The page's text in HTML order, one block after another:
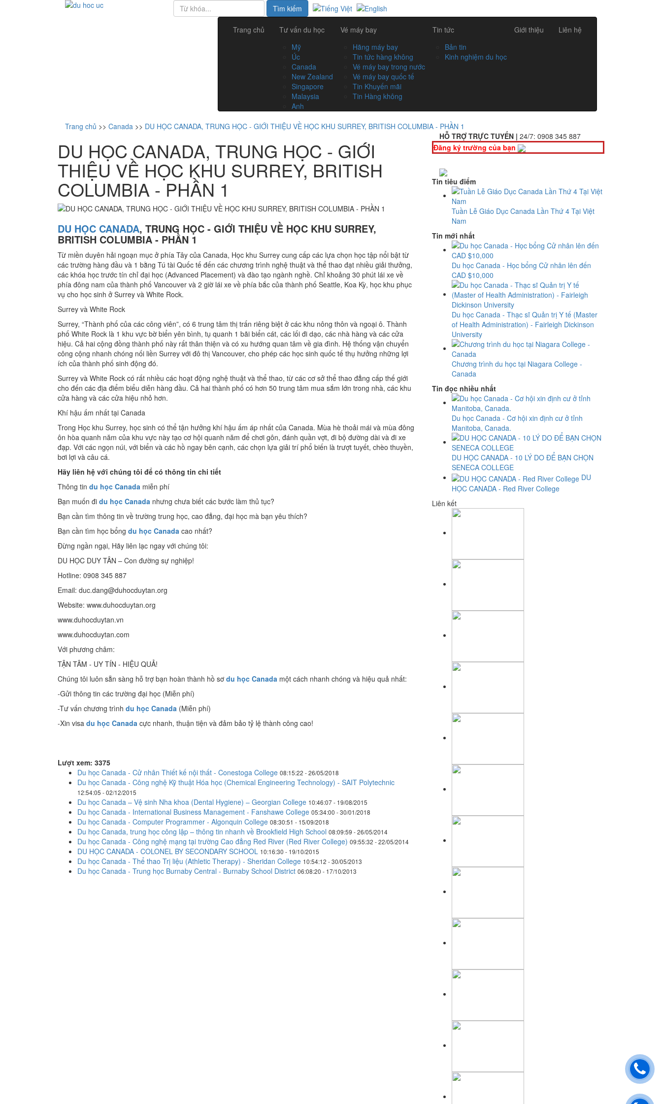
Trang chủ
Tư vấn du học
Mỹ
Úc
Canada
New Zealand
Singapore
Malaysia
Anh
Vé máy bay
Hãng máy bay
Tin tức hàng không
Vé máy bay trong nước
Vé máy bay quốc tế
Tin Khuyến mãi
Tin Hàng không
Tin tức
Bản tin
Kinh nghiệm du học
Giới thiệu Liên hệ
Trang chủ >> Canada >> DU HỌC CANADA, TRUNG HỌC - GIỚI THIỆU VỀ HỌC KHU SURREY, BRITISH COLUMBIA - PHẦN 1
DU HỌC CANADA, TRUNG HỌC - GIỚI
THIỆU VỀ HỌC KHU SURREY, BRITISH
COLUMBIA - PHẦN 1
DU HỌC CANADA, TRUNG HỌC - GIỚI THIỆU VỀ HỌC KHU SURREY,
BRITISH COLUMBIA - PHẦN 1
Từ miền duyên hải ngoạn mục ở phía Tây của Canada, Học khu Surrey cung cấp các lựa chọn học tập nổi bật từ
các trường hàng đầu và 1 bằng Tú tài Quốc tế đến các chương trình nghệ thuật và thể thao đạt nhiều giải thưởng,
các khóa học trước tín chỉ đại học (Advanced Placement) và đào tạo ngành nghề. Chỉ khoảng 30 phút lái xe về
phía đông nam của thành phố Vancouver và 2 giờ lái xe về phía bắc của thành phố Seattle, Koa Kỳ, học khu phục
vụ cho học sinh ở Surrey và White Rock.
Surrey và White Rock
Surrey, “Thành phố của các công viên”, có 6 trung tâm thị trấn riêng biệt ở các khu nông thôn và ngoại ô. Thành
phố White Rock là 1 khu vực bờ biển yên bình, tụ quanh 1 bãi biển cát, các lối đi dạo, các nhà hàng và các cửa
hiệu. Cả hai cộng đồng thành phố này rất thân thiện và có xu hướng quan tâm về gia đình. Hệ thống vận chuyển
công cộng nhanh chóng nối liền Surrey với đô thị Vancouver, cho phép các học sinh quốc tế thụ hưởng những lợi
ích của thành phố sinh động đó.
Surrey và White Rock có rất nhiều các hoạt động nghệ thuật và thể thao, từ các cơ sở thể thao đẳng cấp thế giới
cho đến các địa điểm biểu diễn hàng đầu. Cả hai thành phố có hơn 50 trung tâm mua sắm lớn trong nhà, các khu
cửa hàng và các cửa hiệu nhỏ hơn.
Khí hậu ấm nhất tại Canada
Trong Học khu Surrey, học sinh có thể tận hưởng khí hậu ấm áp nhất của Canada. Mùa hè thoải mái và mùa đông
ôn hòa quanh năm của khu vực này tạo cơ hội quanh năm để chơi gôn, đánh quần vợt, đi bộ đường dài và đi xe
đạp. Với các ngọn núi, với biển và các hồ ngay bên cạnh, các chọn lựa giải trí phổ biến là trượt tuyết, chèo thuyền,
bơi lợi và câu cá.
Hãy liên hệ với chúng tôi để có thông tin chi tiết
Thông tin du học Canada miễn phí
Bạn muốn đi du học Canada nhưng chưa biết các bước làm thủ tục?
Bạn cần tìm thông tin về trường trung học, cao đẳng, đại học mà bạn yêu thích?
Bạn cần tìm học bổng du học Canada cao nhất?
Đừng ngần ngại, Hãy liên lạc ngay với chúng tôi:
DU HỌC DUY TÂN – Con đường sự nghiệp!
Hotline: 0908 345 887
Email: duc.dang@duhocduytan.org
Website: www.duhocduytan.org
www.duhocduytan.vn
www.duhocduytan.com
Với phương châm:
TẬN TÂM - UY TÍN - HIỆU QUẢ!
Chúng tôi luôn sẵn sàng hỗ trợ bạn hoàn thành hồ sơ du học Canada một cách nhanh chóng và hiệu quả nhất:
-Gửi thông tin các trường đại học (Miễn phí)
-Tư vấn chương trình du học Canada (Miễn phí)
-Xin visa du học Canada cực nhanh, thuận tiện và đảm bảo tỷ lệ thành công cao!
Lượt xem: 3375
Du học Canada - Cử nhân Thiết kế nội thất - Conestoga College 08:15:22 - 26/05/2018
Du học Canada - Công nghệ Kỹ thuật Hóa học (Chemical Engineering Technology) - SAIT Polytechnic
12:54:05 - 02/12/2015
Du học Canada – Vệ sinh Nha khoa (Dental Hygiene) – Georgian College 10:46:07 - 19/08/2015
Du học Canada - International Business Management - Fanshawe College 05:34:00 - 30/01/2018
Du học Canada - Computer Programmer - Algonquin College 08:30:51 - 15/09/2018
Du học Canada, trung học công lập – thông tin nhanh về Brookfield High School 08:09:59 - 26/05/2014
Du học Canada - Công nghệ mạng tại trường Cao đẳng Red River (Red River College) 09:55:32 - 22/05/2014
DU HỌC CANADA - COLONEL BY SECONDARY SCHOOL 10:16:30 - 19/10/2015
Du học Canada - Thể thao Trị liệu (Athletic Therapy) - Sheridan College 10:54:12 - 30/05/2013
Du học Canada - Trung học Burnaby Central - Burnaby School District 06:08:20 - 17/10/2013
HỖ TRỢ TRỰC TUYẾN | 24/7: 0908 345 887
Đăng ký trường của bạn
Tin tiêu điểm
Tuần Lễ Giáo Dục Canada Lần Thứ 4 Tại Việt
Nam
Tin mới nhất
Du học Canada - Học bổng Cử nhân lên đến
CAD $10,000
Du học Canada - Thạc sĩ Quản trị Y tế (Master
of Health Administration) - Fairleigh Dickinson
University
Chương trình du học tại Niagara College -
Canada
Tin đọc nhiều nhất
Du học Canada - Cơ hội xin định cư ở tỉnh
Manitoba, Canada.
DU HỌC CANADA - 10 LÝ DO ĐỂ BẠN CHỌN
SENECA COLLEGE
DU
HỌC CANADA - Red River College
Liên kết